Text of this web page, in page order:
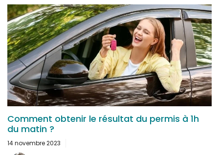
Comment obtenir le résultat du permis à 1h
du matin ?
14 novembre 2023